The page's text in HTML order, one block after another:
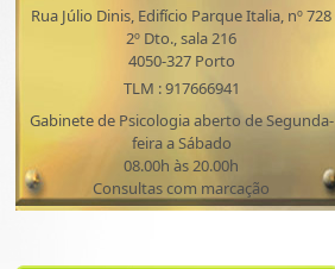
Rua Júlio Dinis, Edifício Parque Italia, nº 728
2º Dto., sala 216
4050-327 Porto
TLM : 917666941
Gabinete de Psicologia aberto de Segunda-
feira a Sábado
08.00h às 20.00h
Consultas com marcação